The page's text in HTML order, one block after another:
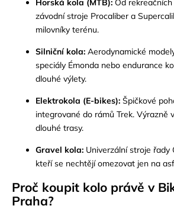
závodní stroje Procaliber a
milovníky terénu.
Silniční kola: Aerodynamické
speciály Émonda nebo endurance
dlouhé výlety.
Elektrokola (E-bikes): Špičkové
integrované do rámů Trek. Výrazně
dlouhé trasy.
Gravel kola: Univerzální stroje řady
kteří se nechtějí omezovat jen na
Proč koupit kolo právě v
Praha?